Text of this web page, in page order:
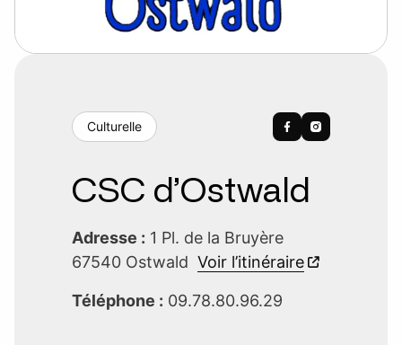
Culturelle
CSC d’Ostwald
Adresse : 1 Pl. de la Bruyère
67540 Ostwald Voir l’itinéraire
Téléphone : 09.78.80.96.29